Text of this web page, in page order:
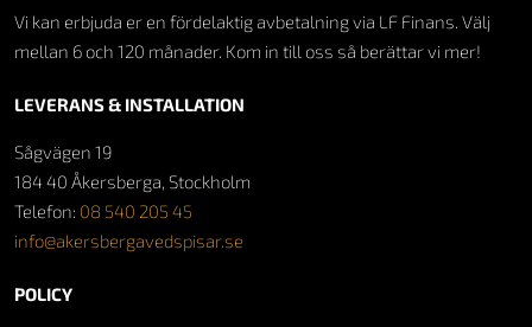
Vi kan erbjuda er en fördelaktig avbetalning via LF Finans. Välj
mellan 6 och 120 månader. Kom in till oss så berättar vi mer!
LEVERANS & INSTALLATION
Sågvägen 19
184 40 Åkersberga, Stockholm
Telefon: 08 540 205 45
info@akersbergavedspisar.se
POLICY